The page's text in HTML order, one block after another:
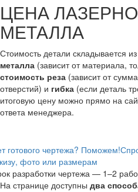
ЦЕНА
МЕТАЛЛА
Стоимость детали складывается
металла (зависит от материала,
стоимость реза (зависит от
отверстий) и гибка (если деталь
итоговую цену можно прямо на
ответа менеджера.
готового чертежа? Поможем!
фото или размерам
разработки чертежа — 1–2
На странице доступны два